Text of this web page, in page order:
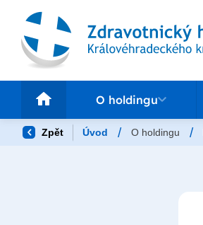
O holdingu
Zpět Úvod / O holdingu /